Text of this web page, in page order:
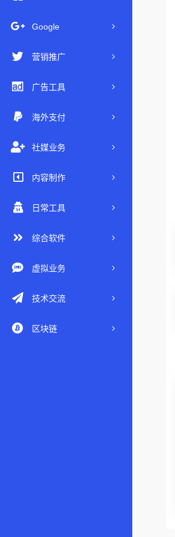
Google
营销推广
广告工具
海外支付
社媒业务
内容制作
日常工具
综合软件
虚拟业务
技术交流
区块链